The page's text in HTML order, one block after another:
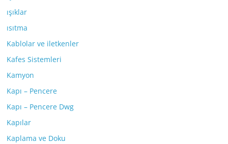
ışıklar
ısıtma
Kablolar ve iletkenler
Kafes Sistemleri
Kamyon
Kapı – Pencere
Kapı – Pencere Dwg
Kapılar
Kaplama ve Doku